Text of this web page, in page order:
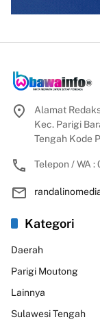
Alamat
Kec. Parigi
Tengah Kode
Telepon / WA
Kategori
Daerah
Parigi Moutong
Lainnya
Sulawesi Tengah